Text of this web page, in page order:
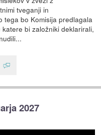
tveganji in
tega bo Komisija predlagala
bi založniki deklarirali,
2027